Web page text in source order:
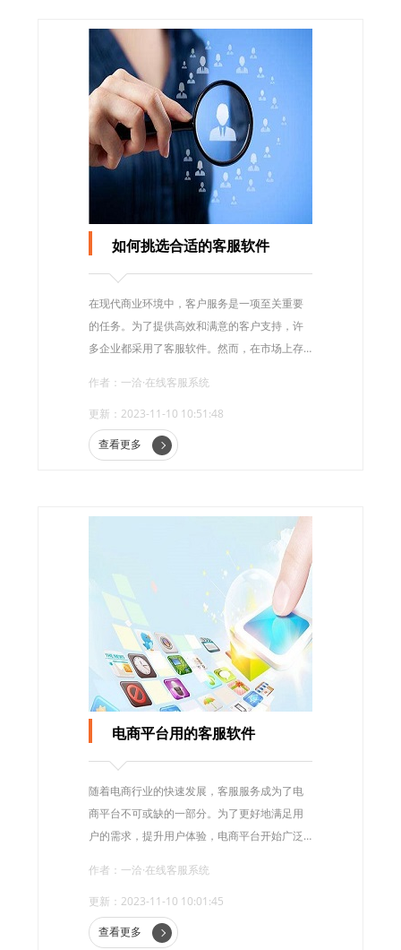
如何挑选合适的客服软件
在现代商业环境中，客户服务是一项至关重要
的任务。为了提供高效和满意的客户支持，许
多企业都采用了客服软件。然而，在市场上存
的软件变得非常困难。
作者：一洽·在线客服系统
更新：2023-11-10 10:51:48
查看更多
电商平台用的客服软件
随着电商行业的快速发展，客服服务成为了电
商平台不可或缺的一部分。为了更好地满足用
户的需求，提升用户体验，电商平台开始广泛
作者：一洽·在线客服系统
更新：2023-11-10 10:01:45
查看更多